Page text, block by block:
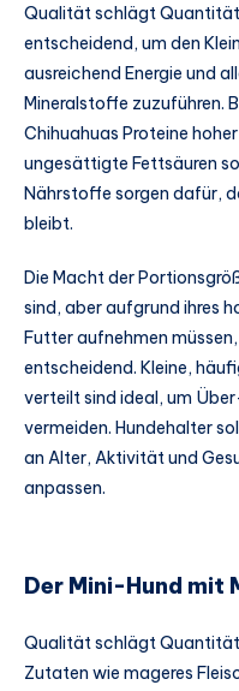
Qualität schlägt
entscheidend, um den
ausreichend Energie und
Mineralstoffe zuzuführen.
Chihuahuas Proteine
ungesättigte Fettsäuren
Nährstoffe sorgen dafür,
bleibt.
Die Macht der
sind, aber aufgrund ihres
Futter aufnehmen
entscheidend. Kleine,
verteilt sind ideal, um
vermeiden. Hundehalter
an Alter, Aktivität und
anpassen.
Der Mini-Hund
Qualität schlägt
Zutaten wie mageres